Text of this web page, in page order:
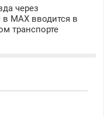
через
МAX вводится в
транспорте